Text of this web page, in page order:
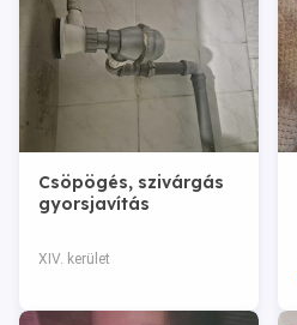
Csöpögés, szivárgás
gyorsjavítás
XIV. kerület